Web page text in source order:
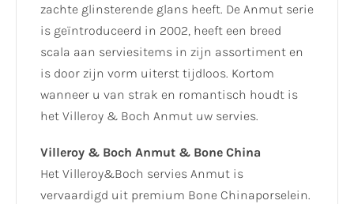
zachte glinsterende glans heeft. De Anmut serie
is geïntroduceerd in 2002, heeft een breed
scala aan serviesitems in zijn assortiment en
is door zijn vorm uiterst tijdloos. Kortom
wanneer u van strak en romantisch houdt is
het Villeroy & Boch Anmut uw servies.
Villeroy & Boch Anmut & Bone China
Het Villeroy&Boch servies Anmut is
vervaardigd uit premium Bone Chinaporselein.